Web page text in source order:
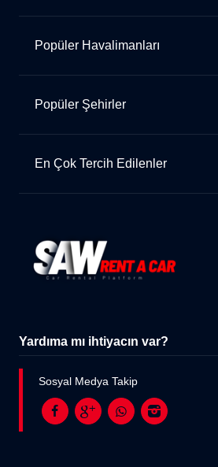
Popüler Havalimanları
Popüler Şehirler
En Çok Tercih Edilenler
Yardıma mı ihtiyacın var?
Sosyal Medya Takip